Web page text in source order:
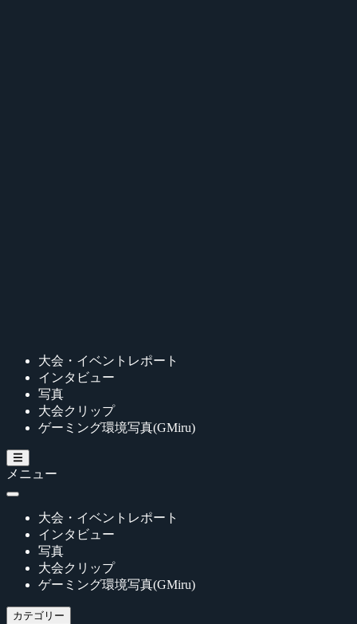
大会・イベントレポート
インタビュー
写真
大会クリップ
ゲーミング環境写真(GMiru)
メニュー
大会・イベントレポート
インタビュー
写真
大会クリップ
ゲーミング環境写真(GMiru)
カテゴリー